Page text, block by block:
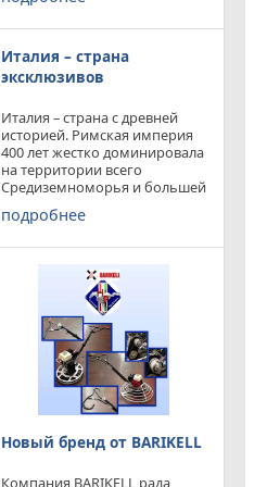
результатов и целей которые
перед собой ставили.
Италия – страна
эксклюзивов
Италия – страна с древней
историей. Римская империя
400 лет жестко доминировала
на территории всего
Средиземноморья и большей
частью Европы. Императоры
и правители аппенин
Каждый гражданин Земли
подробнее
Новый бренд от BARIKELL
Компания BARIKELL рада